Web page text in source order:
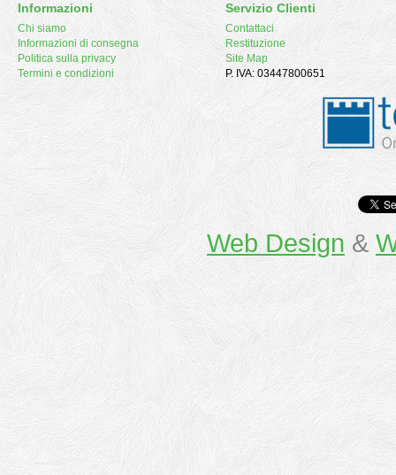
Informazioni
Chi siamo
Informazioni di consegna
Politica sulla privacy
Termini e condizioni
Servizio Clienti
Contattaci
Restituzione
Site Map
P. IVA: 03447800651
Web Design &